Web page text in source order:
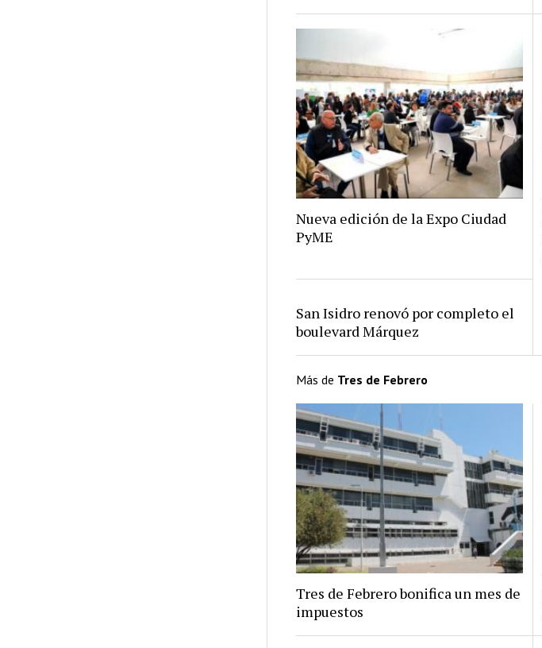
Nueva edición de la Expo Ciudad
PyME
San Isidro renovó por completo el
boulevard Márquez
Más de Tres de Febrero
Tres de Febrero bonifica un mes de
impuestos